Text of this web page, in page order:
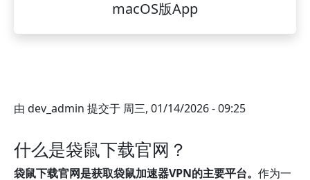
macOS版App
由 dev_admin 提交于 周三, 01/14/2026 - 09:25
什么是袋鼠下载官网？
袋鼠下载官网是获取袋鼠加速器VPN的主要平台。 作为一